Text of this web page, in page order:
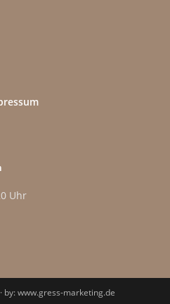
Uhr
by: www.gress-marketing.de